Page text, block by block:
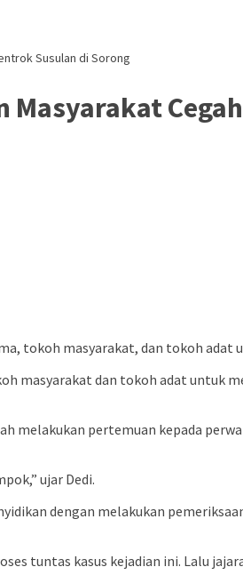
Susulan di Sorong
Masyarakat
tokoh masyarakat, dan tokoh adat
masyarakat dan tokoh adat untuk
melakukan pertemuan kepada
ujar Dedi.
dengan melakukan
tuntas kasus kejadian ini. Lalu